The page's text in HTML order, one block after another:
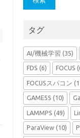
タグ
AI/機械学習 (35)
FDS (6) FOCUS
FOCUSスパコン
GAMESS (10)
LAMMPS (49)
ParaView(10)